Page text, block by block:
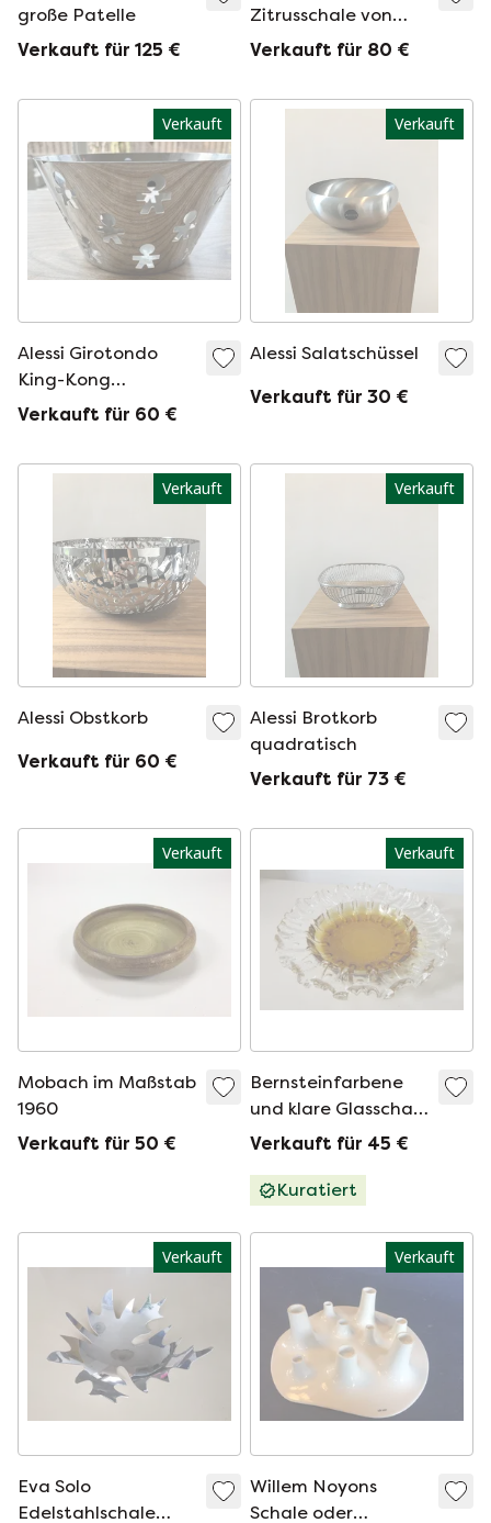
große Patelle
Verkauft für 125 €
Zitrusschale von
Alessi
Verkauft für 80 €
Verkauft
Alessi Girotondo
King-Kong
Obstschale
Verkauft für 60 €
Verkauft
Alessi Salatschüssel
Verkauft für 30 €
Verkauft
Alessi Obstkorb
Verkauft für 60 €
Verkauft
Alessi Brotkorb
quadratisch
Verkauft für 73 €
Verkauft
Mobach im Maßstab
1960
Verkauft für 50 €
Verkauft
Bernsteinfarbene
und klare Glasschale
Revontulet Design
Muurla Lasi
Verkauft für 45 €
Kuratiert
Verkauft
Eva Solo
Edelstahlschale
Verkauft
Willem Noyons
Schale oder